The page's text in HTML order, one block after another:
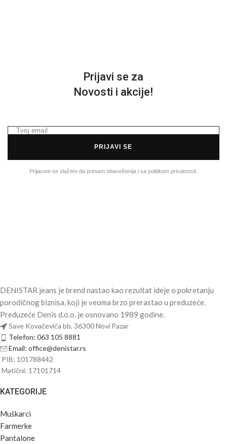
Prijavi se za
Novosti i akcije!
PRIJAVI SE
Prijavom se slažem da primam obaveštenja i sa politikom privatnosti.
DENISTAR jeans je brend nastao kao rezultat ideje o pokretanju
porodičnog biznisa, koji je veoma brzo prerastao u preduzeće.
Preduzeće Denis d.o.o. je osnovano 1989 godine.
Save Kovačevića bb, 36300 Novi Pazar
Telefon: 063 105 8881
Email: office@denistar.rs
PIB: 101788442
Matični: 17101714
KATEGORIJE
Muškarci
Farmerke
Pantalone